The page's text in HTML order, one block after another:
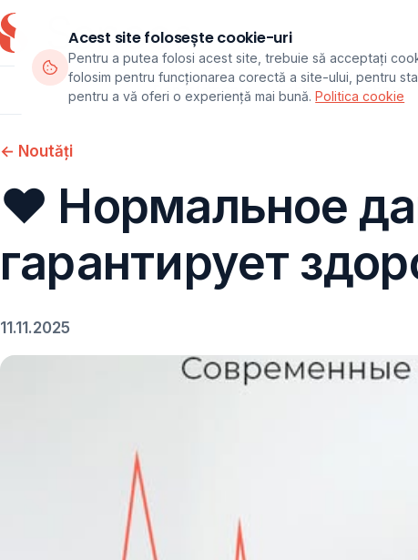
Departamente Echipa Pachete
← Noutăți
❤️ Нормальное
гарантирует
11.11.2025
Acest site folosește cookie-uri
Pentru a putea folosi acest site, trebuie să acceptați
folosim pentru funcționarea corectă a site-ului, pentru
pentru a vă oferi o experiență mai bună.Politica cookie